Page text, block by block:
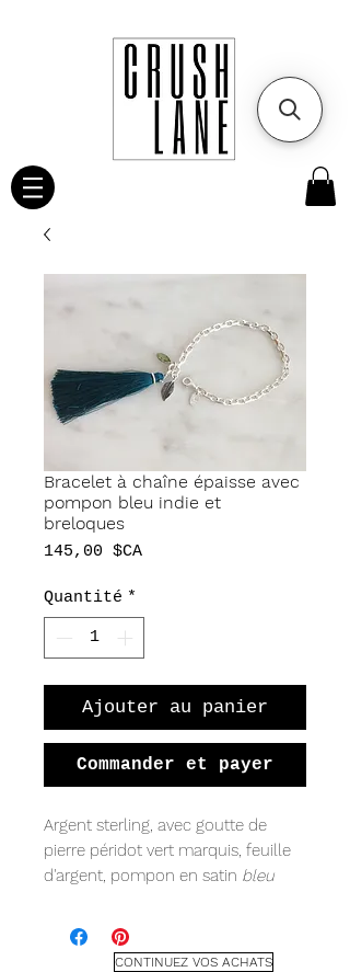
Bracelet à chaîne épaisse avec
pompon bleu indie et
breloques
145,00 $CAPrix
Quantité *
Ajouter au panier
Commander et payer
Argent sterling, avec goutte de
pierre péridot vert marquis, feuille
d'argent, pompon en satin bleu
CONTINUEZ VOS ACHATS